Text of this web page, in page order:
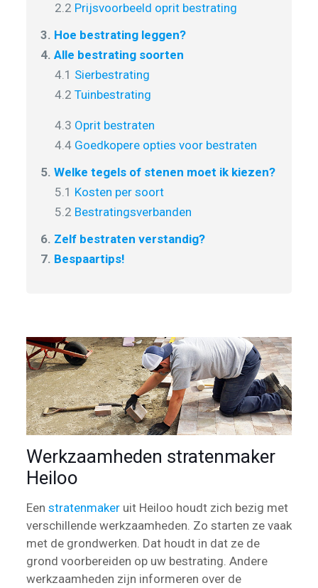
2.2 Prijsvoorbeeld oprit bestrating
3. Hoe bestrating leggen?
4. Alle bestrating soorten
4.1 Sierbestrating
4.2 Tuinbestrating
4.3 Oprit bestraten
4.4 Goedkopere opties voor bestraten
5. Welke tegels of stenen moet ik kiezen?
5.1 Kosten per soort
5.2 Bestratingsverbanden
6. Zelf bestraten verstandig?
7. Bespaartips!
Werkzaamheden stratenmaker
Heiloo
Een stratenmakeruit Heiloo houdt zich bezig met
verschillende werkzaamheden. Zo starten ze vaak
met de grondwerken. Dat houdt in dat ze de
grond voorbereiden op uw bestrating. Andere
werkzaamheden zijn informeren over de